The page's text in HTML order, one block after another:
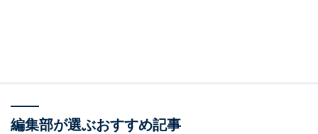
編集部が選ぶおすすめ記事